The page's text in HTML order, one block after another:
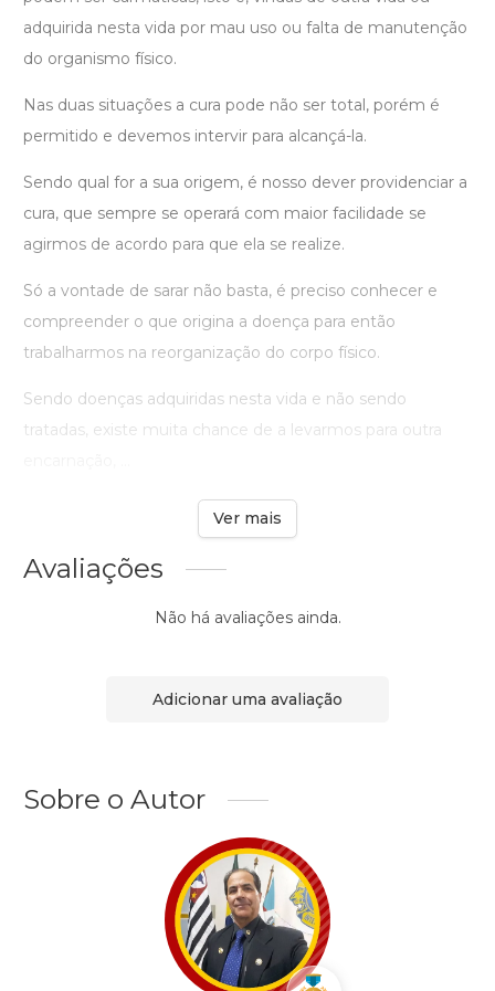
adquirida nesta vida por mau uso ou falta de manutenção
do organismo físico.
Nas duas situações a cura pode não ser total, porém é
permitido e devemos intervir para alcançá-la.
Sendo qual for a sua origem, é nosso dever providenciar a
cura, que sempre se operará com maior facilidade se
agirmos de acordo para que ela se realize.
Só a vontade de sarar não basta, é preciso conhecer e
compreender o que origina a doença para então
trabalharmos na reorganização do corpo físico.
Sendo doenças adquiridas nesta vida e não sendo
tratadas, existe muita chance de a levarmos para outra
Ver mais
Avaliações
Não há avaliações ainda.
Adicionar uma avaliação
Sobre o Autor